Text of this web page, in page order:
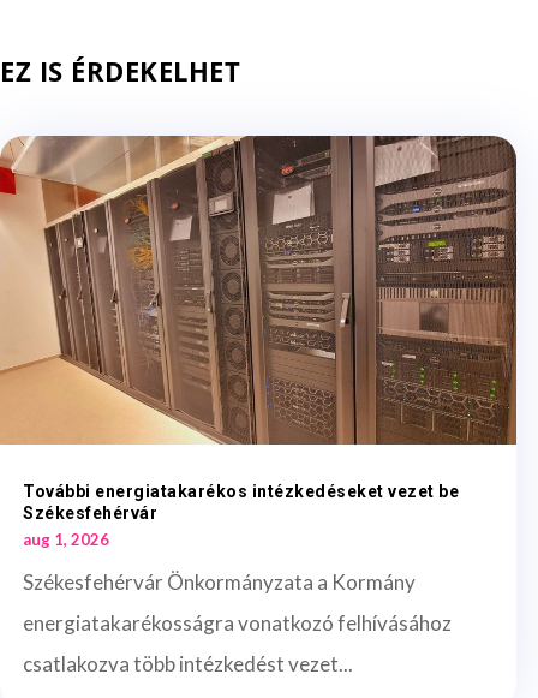
EZ IS ÉRDEKELHET
További energiatakarékos intézkedéseket vezet be
Székesfehérvár
aug 1, 2026
Székesfehérvár Önkormányzata a Kormány
energiatakarékosságra vonatkozó felhívásához
csatlakozva több intézkedést vezet...